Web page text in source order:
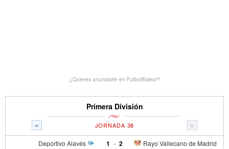
¿Quieres anunciarte en FutbolBalear?
Primera División
« »
JORNADA 38
Deportivo Alavés 1 - Rayo Vallecano de Madrid
2